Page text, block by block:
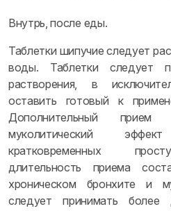
Внутрь, после еды.
Таблетки шипучие следует
воды. Таблетки следует
растворения, в
оставить готовый к
Дополнительный прием
муколитический
кратковременных
длительность приема
хроническом бронхите и
следует принимать более